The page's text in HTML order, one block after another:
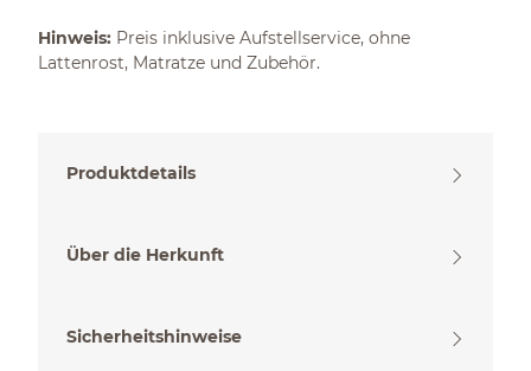
Hinweis: Preis inklusive Aufstellservice, ohne
Lattenrost, Matratze und Zubehör.
Produktdetails
Über die Herkunft
Sicherheitshinweise